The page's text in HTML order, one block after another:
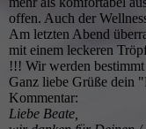
offen. Auch der
Am letzten Abend
mit einem leckeren
!!! Wir werden
Ganz liebe Grüße dein
Kommentar:
Liebe Beate,